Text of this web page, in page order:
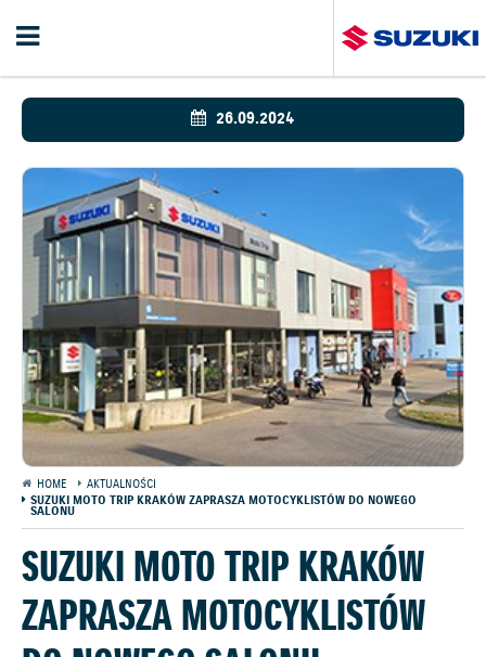
26.09.2024
HOME
AKTUALNOŚCI
SUZUKI MOTO TRIP KRAKÓW ZAPRASZA MOTOCYKLISTÓW DO NOWEGO
SALONU
SUZUKI MOTO TRIP KRAKÓW
ZAPRASZA MOTOCYKLISTÓW